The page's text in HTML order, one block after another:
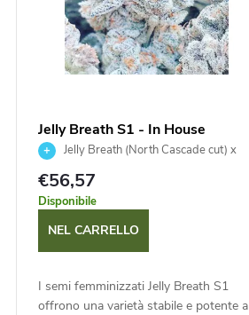
Jelly Breath S1 - In House
Genetics 3 ks
Jelly Breath (North Cascade cut) x
Jelly Breath
€56,57
Disponibile
NEL CARRELLO
I semi femminizzati Jelly Breath S1
offrono una varietà stabile e potente a